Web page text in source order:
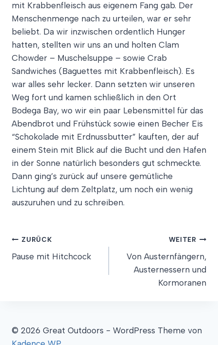
mit Krabbenfleisch aus eigenem Fang gab. Der
Menschenmenge nach zu urteilen, war er sehr
beliebt. Da wir inzwischen ordentlich Hunger
hatten, stellten wir uns an und holten Clam
Chowder – Muschelsuppe – sowie Crab
Sandwiches (Baguettes mit Krabbenfleisch). Es
war alles sehr lecker. Dann setzten wir unseren
Weg fort und kamen schließlich in den Ort
Bodega Bay, wo wir ein paar Lebensmittel für das
Abendbrot und Frühstück sowie einen Becher Eis
“Schokolade mit Erdnussbutter” kauften, der auf
einem Stein mit Blick auf die Bucht und den Hafen
in der Sonne natürlich besonders gut schmeckte.
Dann ging’s zurück auf unsere gemütliche
Lichtung auf dem Zeltplatz, um noch ein wenig
auszuruhen und zu schreiben.
Beitragsnavigation
ZURÜCK
Pause mit Hitchcock
WEITER
Von Austernfängern,
Austernessern und
Kormoranen
© 2026 Great Outdoors - WordPress Theme von